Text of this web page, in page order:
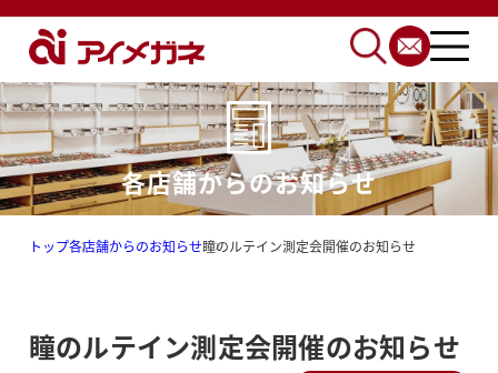
各店舗からのお知らせ
トップ各店舗からのお知らせ瞳のルテイン測定会開催のお知らせ
瞳のルテイン測定会開催のお知らせ